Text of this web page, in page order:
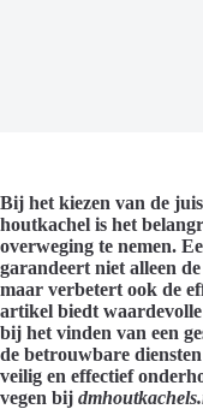
Bij het kiezen van de
houtkachel is het
overweging te nemen.
garandeert niet alleen
maar verbetert ook de
artikel biedt
bij het vinden van een
de betrouwbare
veilig en effectief
vegen bij